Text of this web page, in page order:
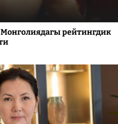
рейтингдик